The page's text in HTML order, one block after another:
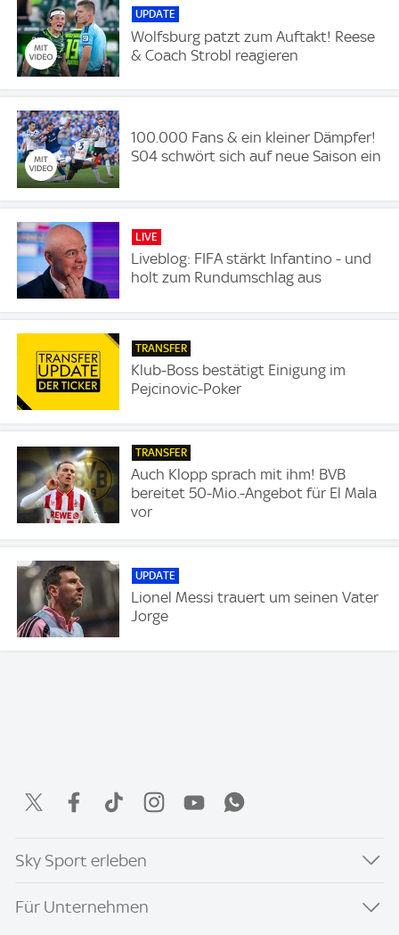
UPDATE
Wolfsburg patzt zum Auftakt! Reese
& Coach Strobl reagieren
100.000 Fans & ein kleiner Dämpfer!
S04 schwört sich auf neue Saison ein
LIVE
Liveblog: FIFA stärkt Infantino - und
holt zum Rundumschlag aus
TRANSFER
Klub-Boss bestätigt Einigung im
Pejcinovic-Poker
TRANSFER
Auch Klopp sprach mit ihm! BVB
bereitet 50-Mio.-Angebot für El Mala
vor
UPDATE
Lionel Messi trauert um seinen Vater
Jorge
Sky Sport erleben
Für Unternehmen